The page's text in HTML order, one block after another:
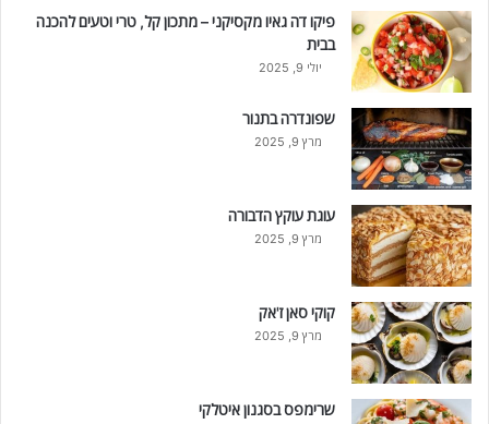
פיקו דה גאיו מקסיקני – מתכון קל, טרי וטעים להכנה
בבית
יולי 9, 2025
שפונדרה בתנור
מרץ 9, 2025
עוגת עוקץ הדבורה
מרץ 9, 2025
קוקי סאן ז'אק
מרץ 9, 2025
שרימפס בסגנון איטלקי